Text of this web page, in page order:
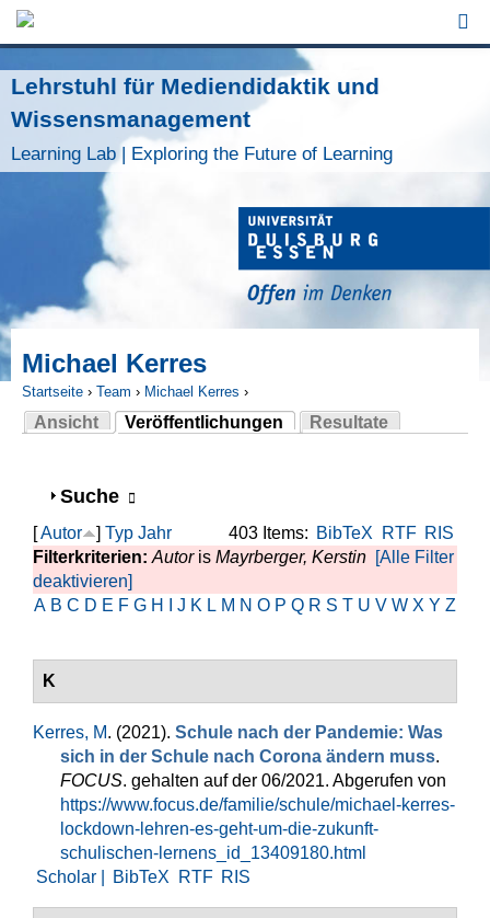
Jump to Navigation
Lehrstuhl für Mediendidaktik und
Wissensmanagement
Learning Lab | Exploring the Future of Learning
Michael Kerres
Sie sind hier
Startseite › Team › Michael Kerres ›
Ansicht
Veröffentlichungen
(aktiver Reiter)
Resultate
Anzeigen
Suche
403 Items: BibTeX RTF RIS
[Autor ] Typ Jahr
Filterkriterien: Autoris Mayrberger, Kerstin [Alle Filter
deaktivieren]
A B C D E F G H J K L M N O P Q R S T U V W X Y Z
K
Kerres, M. (2021). Schule nach der Pandemie: Was
sich in der Schule nach Corona ändern muss.
FOCUS. gehalten auf der 06/2021. Abgerufen von
https://www.focus.de/familie/schule/michael-kerres-
lockdown-lehren-es-geht-um-die-zukunft-
schulischen-lernens_id_13409180.html
Scholar |
BibTeX RTF RIS